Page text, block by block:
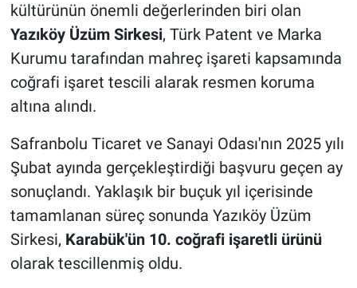
kültürünün önemli değerlerinden biri olan
Yazıköy Üzüm Sirkesi, Türk Patent ve Marka
Kurumu tarafından mahreç işareti kapsamında
coğrafi işaret tescili alarak resmen koruma
altına alındı.
Safranbolu Ticaret ve Sanayi Odası'nın 2025 yılı
Şubat ayında gerçekleştirdiği başvuru geçen ay
sonuçlandı. Yaklaşık bir buçuk yıl içerisinde
tamamlanan süreç sonunda Yazıköy Üzüm
Sirkesi, Karabük'ün 10. coğrafi işaretli ürünü
olarak tescillenmiş oldu.